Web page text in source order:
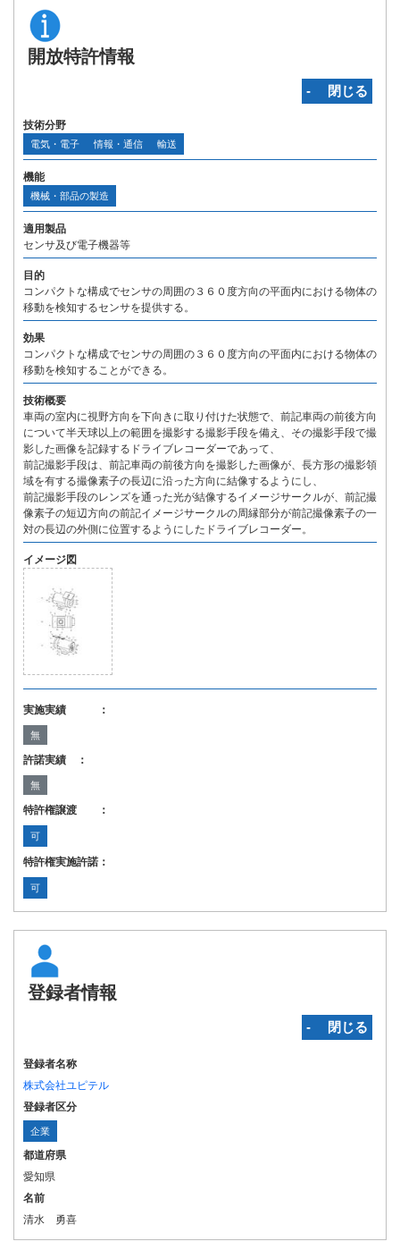
開放特許情報
‐ 閉じる
技術分野
電気・電子 情報・通信 輸送
機能
機械・部品の製造
適用製品
センサ及び電子機器等
目的
コンパクトな構成でセンサの周囲の３６０度方向の平面内における物体の
移動を検知するセンサを提供する。
効果
コンパクトな構成でセンサの周囲の３６０度方向の平面内における物体の
移動を検知することができる。
技術概要
車両の室内に視野方向を下向きに取り付けた状態で、前記車両の前後方向
について半天球以上の範囲を撮影する撮影手段を備え、その撮影手段で撮
影した画像を記録するドライブレコーダーであって、
前記撮影手段は、前記車両の前後方向を撮影した画像が、長方形の撮影領
域を有する撮像素子の長辺に沿った方向に結像するようにし、
前記撮影手段のレンズを通った光が結像するイメージサークルが、前記撮
像素子の短辺方向の前記イメージサークルの周縁部分が前記撮像素子の一
対の長辺の外側に位置するようにしたドライブレコーダー。
イメージ図
実施実績 ：
無
許諾実績 ：
無
特許権譲渡 ：
可
特許権実施許諾：
可
登録者情報
‐ 閉じる
登録者名称
株式会社ユピテル
登録者区分
企業
都道府県
愛知県
名前
清水 勇喜